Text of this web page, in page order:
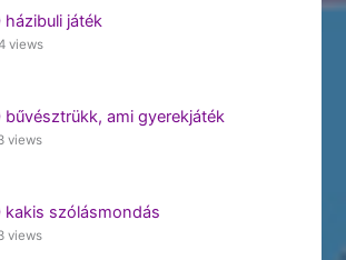
házibuli játék
views
bűvésztrükk, ami gyerekjáték
views
kakis szólásmondás
views